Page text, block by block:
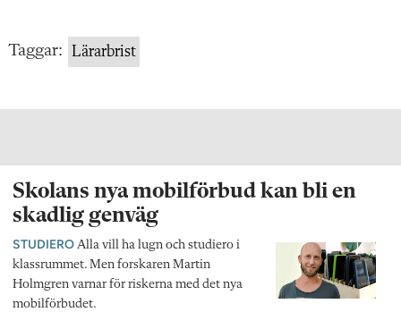
Taggar: Lärarbrist
Skolans nya mobilförbud kan bli en
skadlig genväg
STUDIERO Alla vill ha lugn och studiero i
klassrummet. Men forskaren Martin
Holmgren varnar för riskerna med det nya
mobilförbudet.